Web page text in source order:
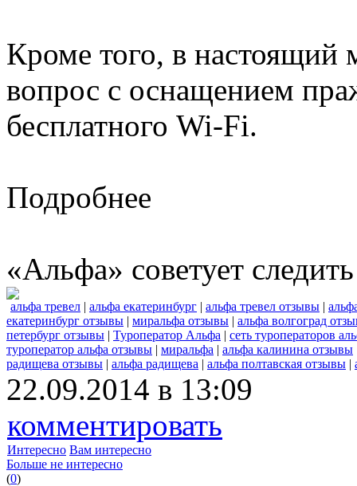
Кроме того, в настоящий
вопрос с оснащением
бесплатного Wi-Fi.
Подробнее
«Альфа» советует
альфа тревел | альфа екатеринбург | альфа тревел отзывы |
екатеринбург отзывы | миральфа отзывы | альфа волгоград
петербург отзывы | Туроператор Альфа | сеть туроператоров
туроператор альфа отзывы | миральфа | альфа калинина отзывы
радищева отзывы | альфа радищева | альфа полтавская отзывы |
22.09.2014 в 13:09
комментировать
Интересно Вам интересно
Больше не интересно
(0)